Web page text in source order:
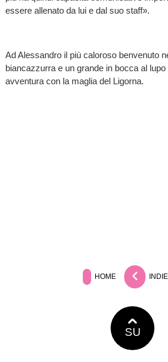
essere allenato da lui e dal suo staff».
Ad Alessandro il più caloroso benvenuto
biancazzurra e un grande in bocca al
avventura con la maglia del Ligorna.
HOME
SU